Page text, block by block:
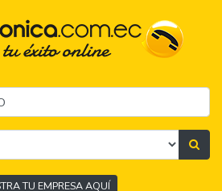
TU EMPRESA AQUÍ